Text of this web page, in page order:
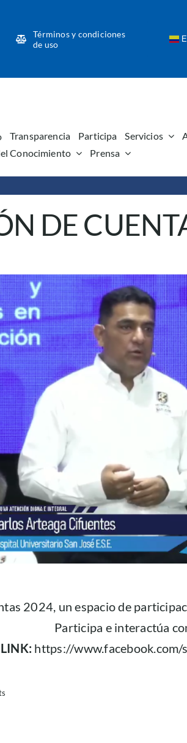
Términos y condiciones
de uso
Transparencia Participa Servicios
Conocimiento
Prensa
DE
2024, un espacio de
Participa e interactúa
LINK: https://